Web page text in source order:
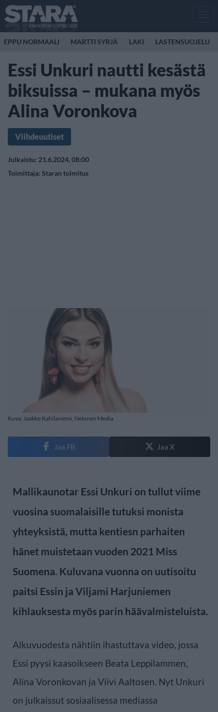
EPPU NORMAALI MARTTI SYRJÄ LAKI LASTENSUOJELU
Essi Unkuri nautti kesästä
biksuissa – mukana myös
Alina Voronkova
Viihdeuutiset
Julkaistu: 21.6.2024, 08:00
Toimittaja: Staran toimitus
Kuva: Jaakko Kahilaniemi, Nelonen Media
Jaa FB Jaa X
Mallikaunotar Essi Unkuri on tullut viime
vuosina suomalaisille tutuksi monista
yhteyksistä, mutta kentiesn parhaiten
hänet muistetaan vuoden 2021 Miss
Suomena. Kuluvana vuonna on uutisoitu
paitsi Essin ja Viljami Harjuniemen
kihlauksesta myös parin häävalmisteluista.
Alkuvuodesta nähtiin ihastuttava video, jossa
Essi pyysi kaasoikseen Beata Leppilammen,
Alina Voronkovan ja Viivi Aaltosen. Nyt Unkuri
on julkaissut sosiaalisessa mediassa